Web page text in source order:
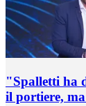
"Spalletti ha
il portiere,